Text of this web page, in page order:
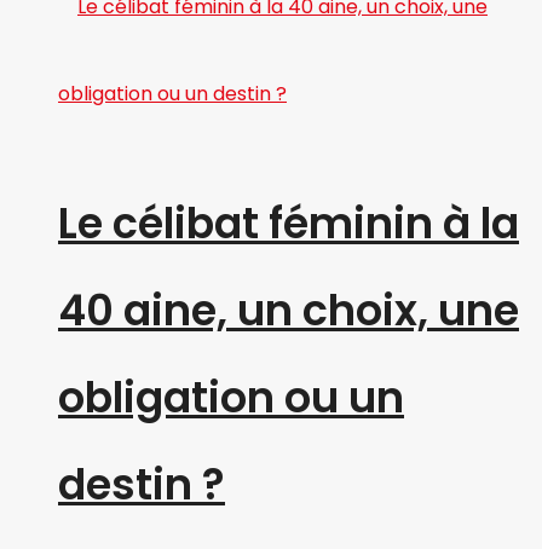
Le célibat féminin à la
40 aine, un choix, une
obligation ou un
destin ?